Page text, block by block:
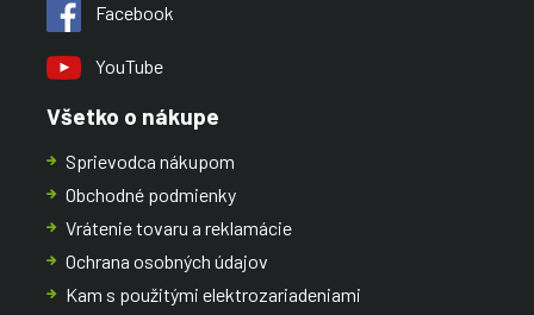
Facebook
YouTube
Všetko o nákupe
Sprievodca nákupom
Obchodné podmienky
Vrátenie tovaru a reklamácie
Ochrana osobných údajov
Kam s použitými elektrozariadeniami